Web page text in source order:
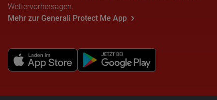
Wettervorhersagen.
Mehr zur Generali Protect Me App